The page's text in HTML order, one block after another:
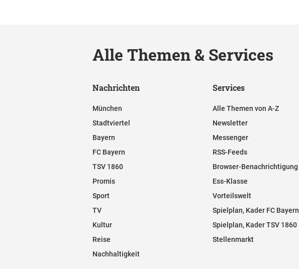
Alle Themen & Services
Nachrichten
München
Stadtviertel
Bayern
FC Bayern
TSV 1860
Promis
Sport
TV
Kultur
Reise
Nachhaltigkeit
Services
Alle Themen von A-Z
Newsletter
Messenger
RSS-Feeds
Browser-Benachrichtigung
Ess-Klasse
Vorteilswelt
Spielplan, Kader FC Bayern
Spielplan, Kader TSV 1860
Stellenmarkt